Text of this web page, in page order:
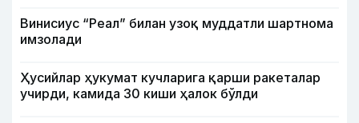
Винисиус “Реал” билан узоқ муддатли шартнома
имзолади
Ҳусийлар ҳукумат кучларига қарши ракеталар
учирди, камида 30 киши ҳалок бўлди